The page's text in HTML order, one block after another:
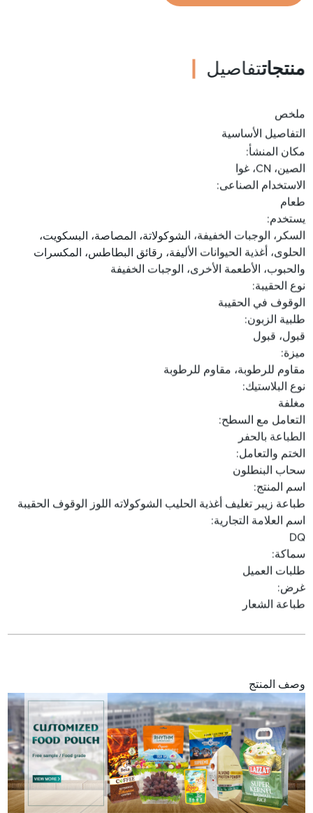
منتجاتتفاصيل
ملخص
التفاصيل الأساسية
مكان المنشأ:
الصين، CN، غوا
الاستخدام الصناعى:
طعام
يستخدم:
السكر، الوجبات الخفيفة، الشوكولاتة، المصاصة، البسكويت،
الحلوى، أغذية الحيوانات الأليفة، رقائق البطاطس، المكسرات
والحبوب، الأطعمة الأخرى، الوجبات الخفيفة
نوع الحقيبة:
الوقوف في الحقيبة
طلبية الزبون:
قبول، قبول
ميزة:
مقاوم للرطوبة، مقاوم للرطوبة
نوع البلاستيك:
مغلفة
التعامل مع السطح:
الطباعة بالحفر
الختم والتعامل:
سحاب البنطلون
اسم المنتج:
طباعة زيبر تغليف أغذية الحليب الشوكولاته اللوز الوقوف الحقيبة
اسم العلامة التجارية:
DQ
سماكة:
طلبات العميل
غرض:
طباعة الشعار
وصف المنتج